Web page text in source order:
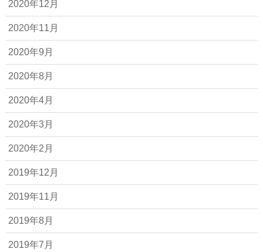
2020年12月
2020年11月
2020年9月
2020年8月
2020年4月
2020年3月
2020年2月
2019年12月
2019年11月
2019年8月
2019年7月